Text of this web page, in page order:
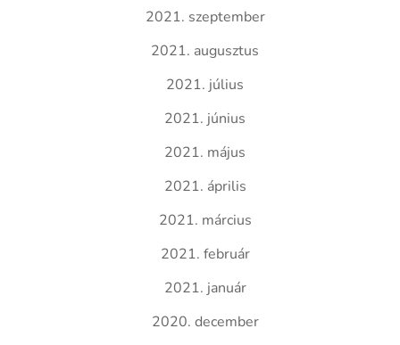
2021. szeptember
2021. augusztus
2021. július
2021. június
2021. május
2021. április
2021. március
2021. február
2021. január
2020. december